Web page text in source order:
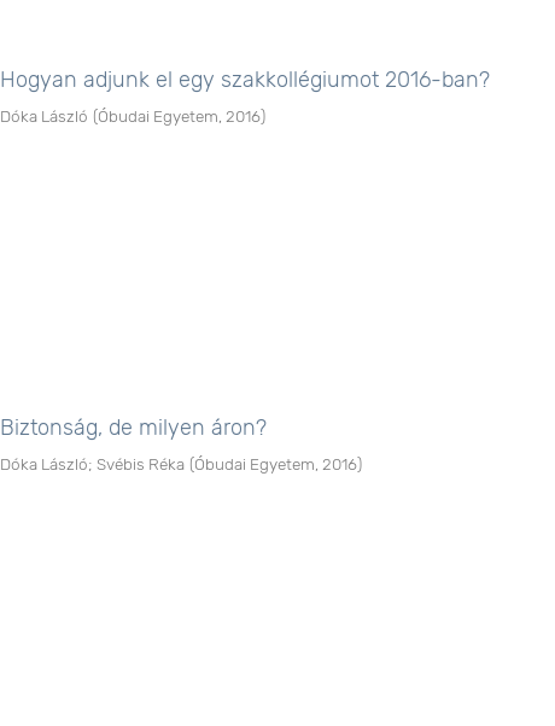
Hogyan adjunk el egy szakkollégiumot 2016-ban?
Dóka László (Óbudai Egyetem 2016)
Biztonság, de milyen áron?
Dóka László; Svébis Réka (Óbudai Egyetem 2016)